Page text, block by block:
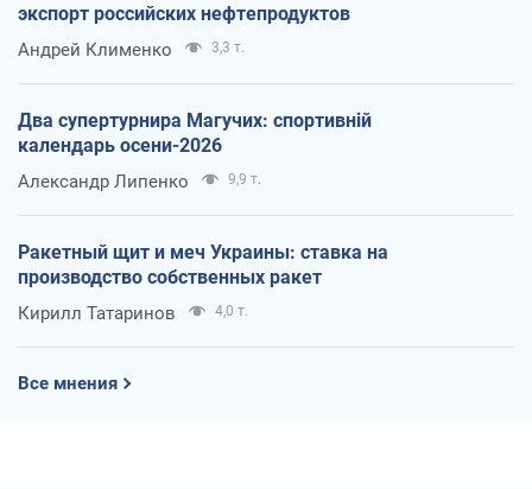
экспорт российских нефтепродуктов
Андрей Клименко 3,3 т.
Два супертурнира Магучих: спортивній
календарь осени-2026
Александр Липенко 9,9 т.
Ракетный щит и меч Украины: ставка на
производство собственных ракет
Кирилл Татаринов 4,0 т.
Все мнения